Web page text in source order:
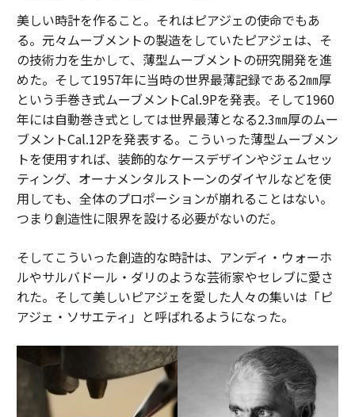
美しい時計を作ること。それはピアジェの使命でもあ
る。元々ムーブメントの製造をしていたピアジェは、そ
の技術力を生かして、薄型ムーブメントの研究開発を進
めた。そして1957年に当時の世界最薄記録である2㎜厚
という手巻き式ムーブメントCal.9Pを発表。そして1960
年には自動巻き式としては世界最薄となる2.3㎜厚のムー
ブメントCal.12Pを発表する。こういった薄型ムーブメン
トを使用すれば、装飾的なケースデザインやジェムセッ
ティング、オーナメンタルストーンのダイヤルなどを使
用しても、全体のプロポーションが崩れることはない。
つまり創造性に限界を設ける必要がないのだ。
そしてこういった創造的な時計は、アンディ・ウォーホ
ルやサルバドール・ダリのような芸術家やセレブに愛さ
れた。そして美しいピアジェを愛した人々の集いは「ピ
アジェ・ソサエティ」と呼ばれるようになった。